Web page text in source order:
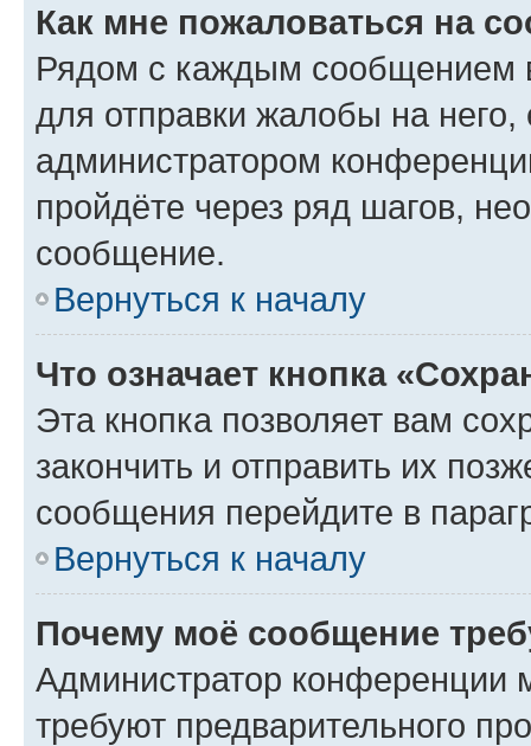
Как мне пожаловаться на
Рядом с каждым сообщением
для отправки жалобы на
администратором
пройдёте через ряд шагов,
сообщение.
Вернуться к началу
Что означает кнопка
Эта кнопка позволяет вам
закончить и отправить их
сообщения перейдите в
Вернуться к началу
Почему моё сообщение
Администратор конференции
требуют предварительного